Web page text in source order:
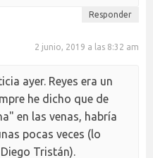
Responder
2 junio, 2019 a las 8:32 am
ayer. Reyes era un
he dicho que de
en las venas, habría
pocas veces (lo
Tristán).